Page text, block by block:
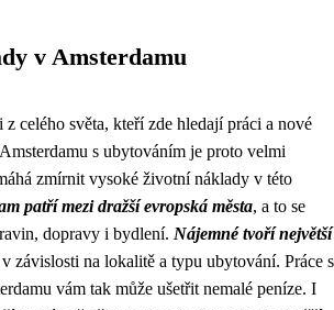
v Amsterdamu
celého světa, kteří zde hledají práci a nové
s ubytováním je proto velmi
zmírnit vysoké životní náklady v této
patří mezi dražší evropská města, a to se
dopravy i bydlení. Nájemné tvoří největší
závislosti na lokalitě a typu ubytování. Práce s
vám tak může ušetřit nemalé peníze. I